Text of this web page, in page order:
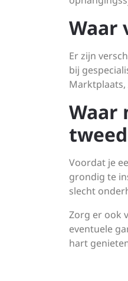
Waar
Er zijn
bij
Waar
Voordat je
grondig te
slecht
Zorg er ook
eventuele
hart